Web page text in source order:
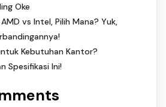
Oke
vs Intel, Pilih Mana? Yuk,
Kebutuhan Kantor?
Spesifikasi Ini!